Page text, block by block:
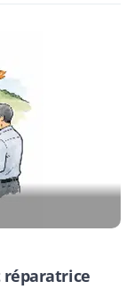
réparatrice